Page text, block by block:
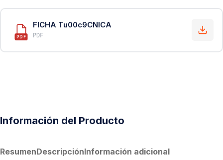
PDF
FICHA Tu00c9CNICA
PDF
Información del Producto
ResumenDescripciónInformación adicional